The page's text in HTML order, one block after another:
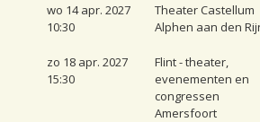
wo 14 apr. 2027
10:30
Theater Castellum
Alphen aan den
zo 18 apr. 2027
15:30
Flint - theater,
evenementen en
congressen
Amersfoort